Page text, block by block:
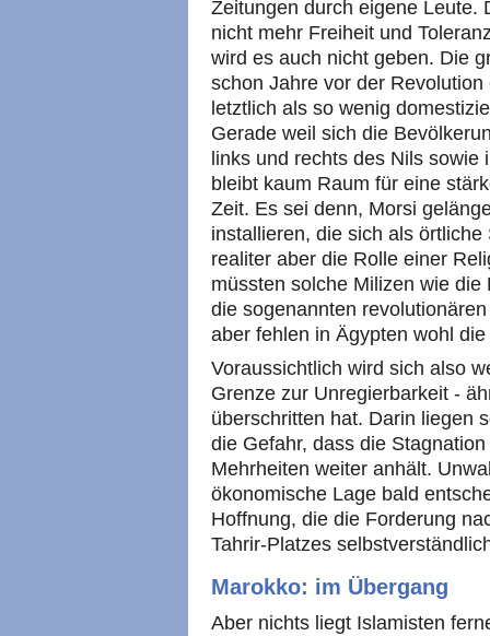
Zeitungen durch eigene Leute.
nicht mehr Freiheit und
wird es auch nicht geben. Die
schon Jahre vor der
letztlich als so wenig
Gerade weil sich die
links und rechts des Nils
bleibt kaum Raum für eine
Zeit. Es sei denn, Morsi
installieren, die sich als
realiter aber die Rolle einer
müssten solche Milizen wie
die sogenannten
aber fehlen in Ägypten wohl
Voraussichtlich wird sich also
Grenze zur Unregierbarkeit -
überschritten hat. Darin liegen
die Gefahr, dass die
Mehrheiten weiter anhält.
ökonomische Lage bald
Hoffnung, die die Forderung
Tahrir-Platzes
Marokko: im Übergang
Aber nichts liegt Islamisten